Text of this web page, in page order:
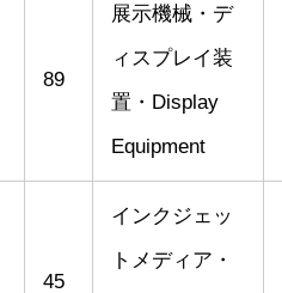
89
展示機械・デ
ィスプレイ装
置・Display
Equipment
45
インクジェッ
トメディア・